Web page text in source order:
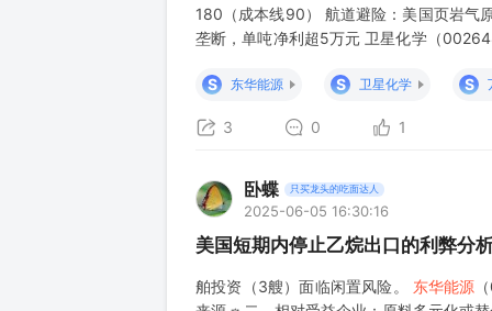
180（成本线90） 航道避险：美国页岩气
垄断，单吨净利超5万元 卫星化学（
S
东华能源 S 卫星化学 S
3 0 1
卧蝶 只买龙头的吃面达人
2025-06-05 16:30:16
美国短期内停止乙烷出口的利弊分
舶投资（3艘）面临闲置风险。 东华能源